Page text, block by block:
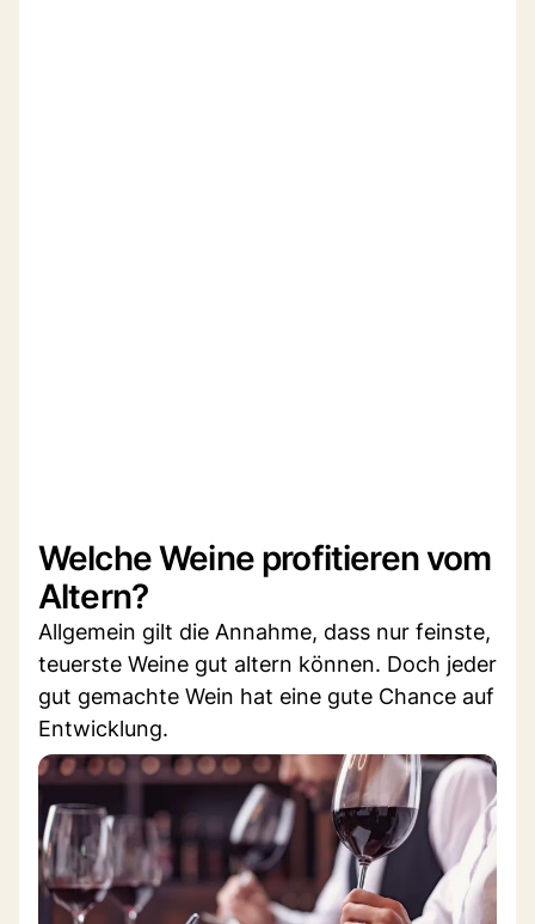
Welche Weine profitieren vom
Altern?
Allgemein gilt die Annahme, dass nur feinste,
teuerste Weine gut altern können. Doch jeder
gut gemachte Wein hat eine gute Chance auf
Entwicklung.